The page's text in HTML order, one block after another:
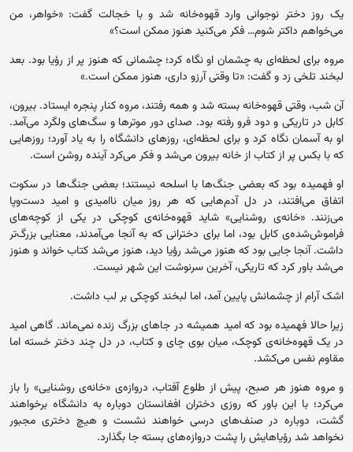
یک روز دختر نوجوانی وارد قهوه‌خانه شد و با خجالت گفت: «خواهر، من
می‌خواهم داکتر شوم… فکر می‌کنید هنوز ممکن است؟»
مروه برای لحظه‌ای به چشمان او نگاه کرد؛ چشمانی که هنوز پر از رؤیا بود. بعد
لبخند تلخی زد و گفت: «تا وقتی آرزو داری، هنوز ممکن است.»
آن شب، وقتی قهوه‌خانه بسته شد و همه رفتند، مروه کنار پنجره ایستاد. بیرون،
کابل در تاریکی و دود فرو رفته بود. صدای دور موترها و سگ‌های ولگرد می‌آمد.
او به آسمان نگاه کرد و برای لحظه‌ای، روزهای دانشگاه را به یاد آورد؛ روزهایی
که با بکس پر از کتاب از خانه بیرون می‌شد و فکر می‌کرد آینده روشن است.
او فهمیده بود که بعضی جنگ‌ها با اسلحه نیستند؛ بعضی جنگ‌ها در سکوت
اتفاق می‌افتند، در دل آدم‌هایی که هر روز میان ناامیدی و امید دست‌وپا
می‌زنند. «خانه‌ی روشنایی» شاید قهوه‌خانه‌ی کوچکی در یکی از کوچه‌های
فراموش‌شده‌ی کابل بود، اما برای دخترانی که به آنجا می‌آمدند، معنایی بزرگ‌تر
داشت. آنجا جایی بود که هنوز می‌شد رؤیا دید، هنوز می‌شد کتاب خواند و هنوز
می‌شد باور کرد که تاریکی، آخرین سرنوشت این شهر نیست.
اشک آرام از چشمانش پایین آمد، اما لبخند کوچکی بر لب داشت.
زیرا حالا فهمیده بود که امید همیشه در جاهای بزرگ زنده نمی‌ماند. گاهی امید
در یک قهوه‌خانه‌ی کوچک، میان بوی چای و کتاب، در دل چند دختر خسته اما
مقاوم نفس می‌کشد.
و مروه هنوز هر صبح، پیش از طلوع آفتاب، دروازه‌ی «خانه‌ی روشنایی» را باز
می‌کرد؛ با این باور که روزی دختران افغانستان دوباره به دانشگاه برخواهند
گشت، دوباره در صنف‌های درسی خواهند نشست و هیچ دختری مجبور
نخواهد شد رؤیاهایش را پشت دروازه‌های بسته جا بگذارد.